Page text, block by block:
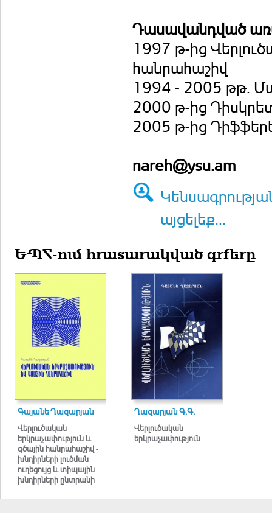
Դասավանդված
1997 թ-ից
հանրահաշիվ
1994 - 2005 թթ.
2000 թ-ից
2005 թ-ից
nareh@ysu.am
այցելեք...
ԵՊՀ-ում հրատարակված գրքերը
Գայանե Ղազարյան
Վերլուծական
երկրաչափություն և
գծային հանրահաշիվ -
խնդիրների լուծման
ուղեցույց և տիպային
խնդիրների ընտրանի
Ղազարյան Գ.Գ.
Վերլուծական
երկրաչափություն